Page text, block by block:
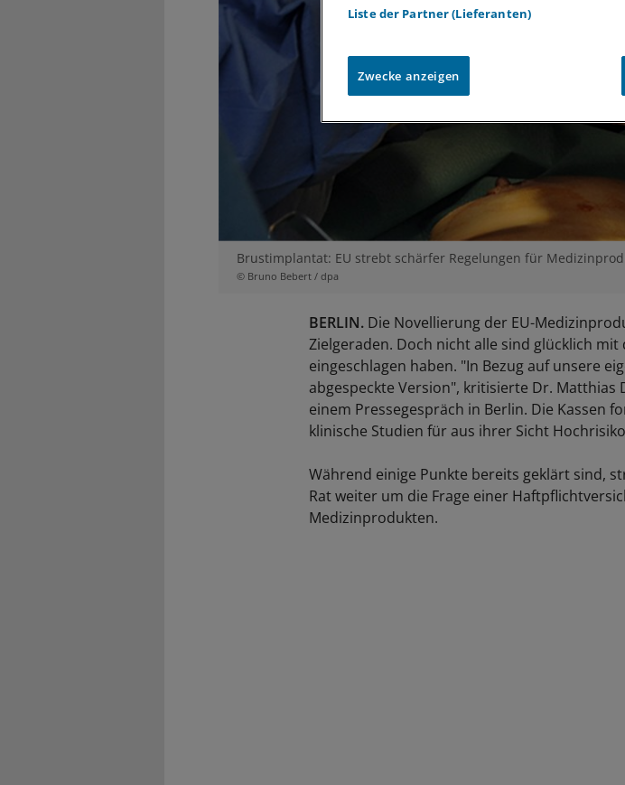
Brustimplantat: EU strebt schärfer Regelungen für
© Bruno Bebert / dpa
BERLIN. Die Novellierung der EU-
Zielgeraden. Doch nicht alle sind glücklich
eingeschlagen haben. "In Bezug auf unsere
abgespeckte Version", kritisierte Dr. Matthias
einem Pressegespräch in Berlin. Die Kassen
klinische Studien für aus ihrer Sicht
Während einige Punkte bereits geklärt sind,
Rat weiter um die Frage einer
Medizinprodukten.
Liste der Partner (Lieferanten)
Zwecke anzeigen